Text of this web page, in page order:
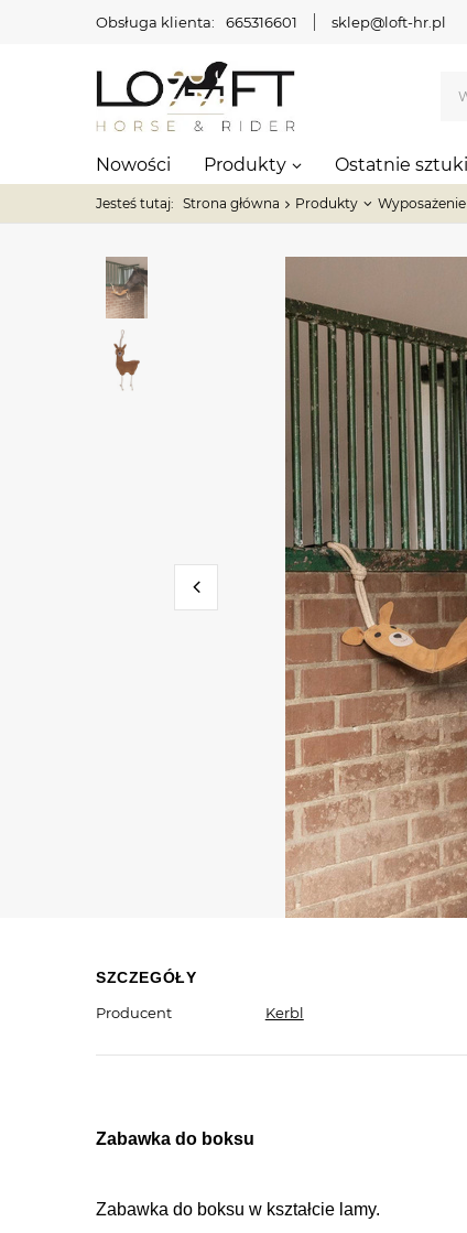
Obsługa klienta: 665316601 sklep@loft-hr.pl
Nowości Produkty Ostatnie
Jesteś tutaj: Strona główna Produkty
SZCZEGÓŁY
Producent
Kerbl
Zabawka do boksu
Zabawka do boksu w kształcie lamy.